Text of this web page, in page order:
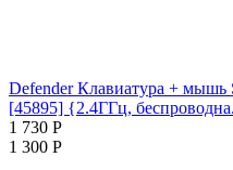
Defender Клавиатура + мышь
[45895] {2.4ГГц,
1 730 Р
1 300 Р